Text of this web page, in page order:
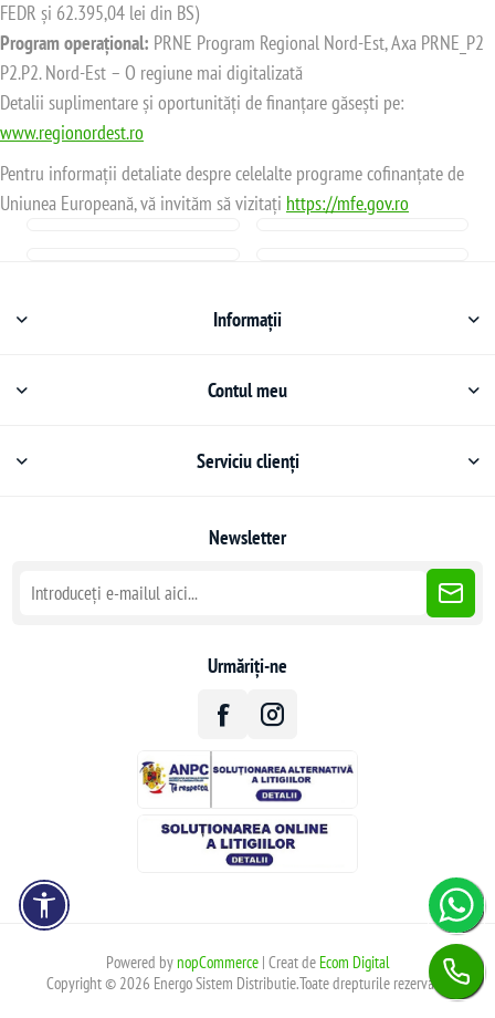
FEDR și 62.395,04 lei din BS)
Program operațional: PRNE Program Regional Nord-Est, Axa PRNE_P2
P2.P2. Nord-Est – O regiune mai digitalizată
Detalii suplimentare și oportunități de finanțare găsești pe:
www.regionordest.ro
Pentru informații detaliate despre celelalte programe cofinanțate de
Uniunea Europeană, vă invităm să vizitați https://mfe.gov.ro
Informații
Contul meu
Serviciu clienți
Newsletter
Urmăriți-ne
Powered bynopCommerce| Creat de Ecom Digital
Copyright © 2026 Energo Sistem Distributie.Toate drepturile rezervate.